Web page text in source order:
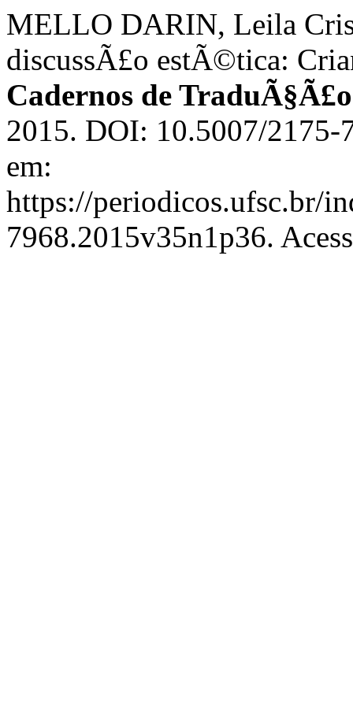
MELLO DARIN, Leila
discussÃ£o estÃ©tica:
Cadernos de TraduÃ§Ã£o
2015. DOI: 10.5007/
em:
https://periodicos.ufsc.br/
7968.2015v35n1p36.